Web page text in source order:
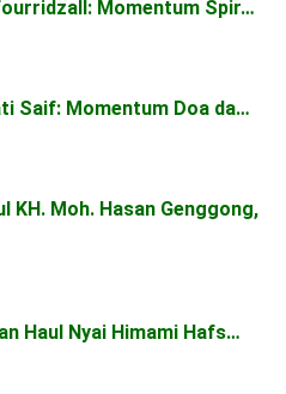
Momentum Spir…
Saif: Momentum Doa da…
KH. Moh. Hasan Genggong,
Haul Nyai Himami Hafs…